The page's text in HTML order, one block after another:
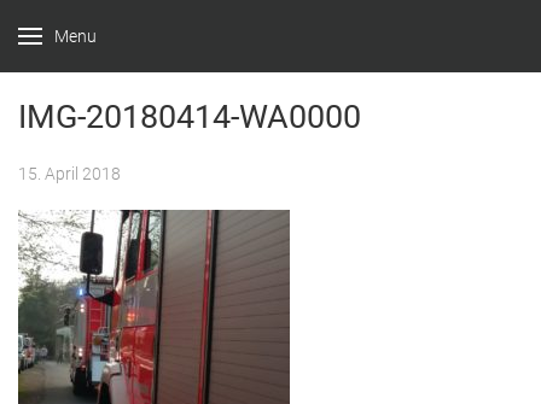
Menu
Witten –
IMG-20180414-WA0000
15. April 2018